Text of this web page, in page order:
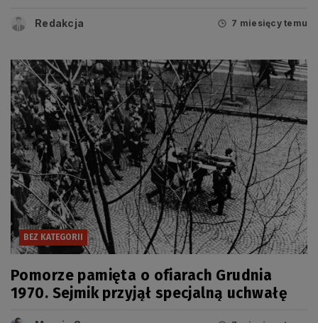
Redakcja 7 miesięcy temu
BEZ KATEGORII
Pomorze pamięta o ofiarach Grudnia
1970. Sejmik przyjął specjalną uchwałę